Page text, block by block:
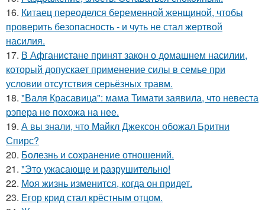
16. Китаец переоделся беременной женщиной, чтобы
проверить безопасность - и чуть не стал жертвой
насилия.
17. В Афганистане принят закон о домашнем насилии,
который допускает применение силы в семье при
условии отсутствия серьёзных травм.
18. "Валя Красавица": мама Тимати заявила, что невеста
рэпера не похожа на нее.
19. А вы знали, что Майкл Джексон обожал Бритни
Спирс?
20. Болезнь и сохранение отношений.
21. "Это ужасающе и разрушительно!
22. Моя жизнь изменится, когда он придет.
23. Егор крид стал крёстным отцом.